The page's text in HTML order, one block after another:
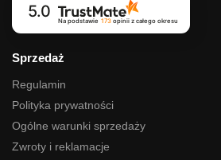
5.0
Na podstawie 173opinii z całego okresu
Sprzedaż
Regulamin
Polityka prywatności
Ogólne warunki sprzedaży
Zwroty i reklamacje